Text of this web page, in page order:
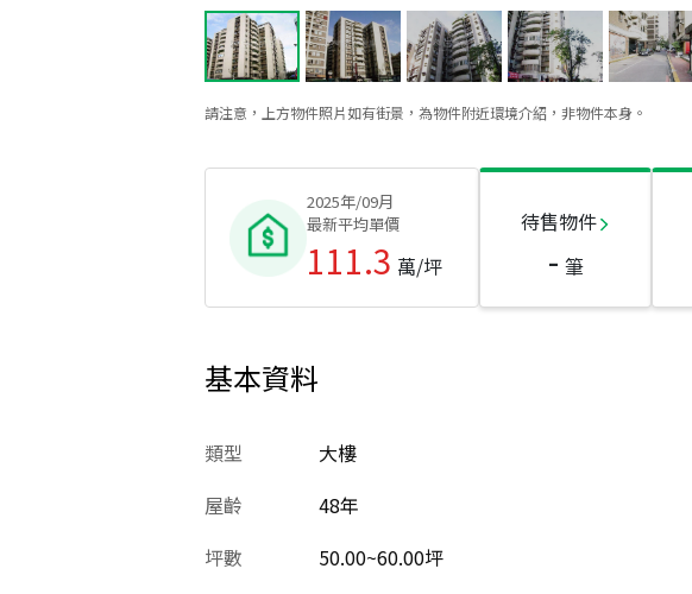
請注意，上方物件照片如有街景，為物件附近環境介紹，非物件本身。
2025年/09月
最新平均單價
111.3 萬/坪
待售物件
- 筆
基本資料
類型
大樓
屋齡
48年
坪數
50.00~60.00坪